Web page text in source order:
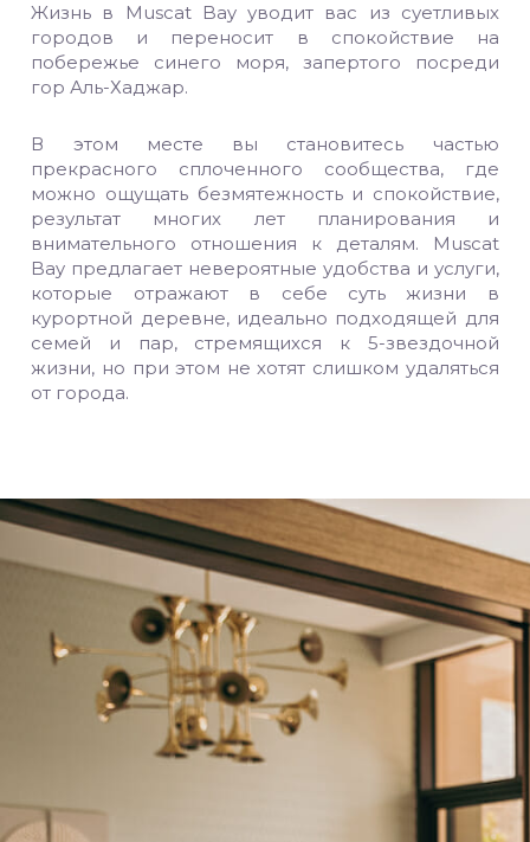
Жизнь в Muscat Bay уводит вас из суетливых
городов и переносит в спокойствие на
побережье синего моря, запертого посреди
гор Аль-Хаджар.
В этом месте вы становитесь частью
прекрасного сплоченного сообщества, где
можно ощущать безмятежность и спокойствие,
результат многих лет планирования и
внимательного отношения к деталям. Muscat
Bay предлагает невероятные удобства и услуги,
которые отражают в себе суть жизни в
курортной деревне, идеально подходящей для
семей и пар, стремящихся к 5-звездочной
жизни, но при этом не хотят слишком удаляться
от города.